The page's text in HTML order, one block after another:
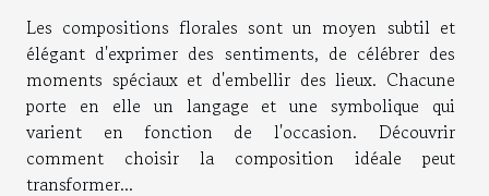
Les compositions florales sont un moyen subtil et
élégant d'exprimer des sentiments, de célébrer des
moments spéciaux et d'embellir des lieux. Chacune
porte en elle un langage et une symbolique qui
varient en fonction de l'occasion. Découvrir
comment choisir la composition idéale peut
transformer...